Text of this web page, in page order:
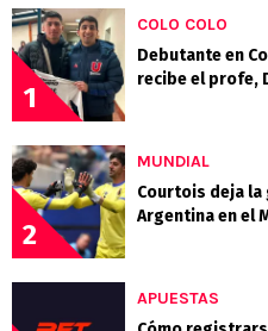
1
COLO COLO
Debutante en
recibe el profe,
2
MUNDIAL
Courtois deja
Argentina en el
APUESTAS